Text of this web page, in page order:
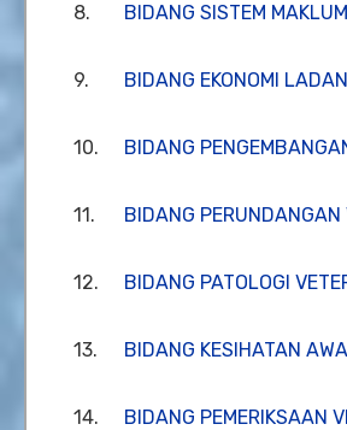
8. BIDANG SISTEM
9. BIDANG EKONOMI
10. BIDANG
11. BIDANG PERUNDANGAN
12. BIDANG PATOLOGI
13. BIDANG KESIHATAN
14. BIDANG PEMERIKSAAN